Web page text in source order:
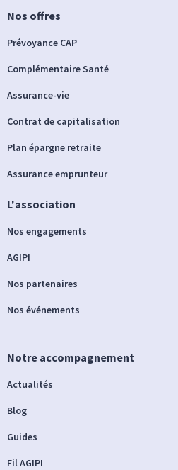
Nos offres
Prévoyance CAP
Complémentaire Santé
Assurance-vie
Contrat de capitalisation
Plan épargne retraite
Assurance emprunteur
L'association
Nos engagements
AGIPI
Nos partenaires
Nos événements
Notre accompagnement
Actualités
Blog
Guides
Fil AGIPI